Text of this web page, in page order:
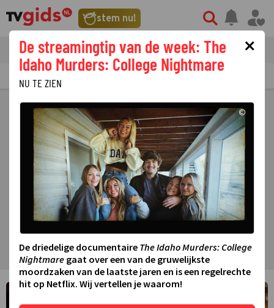
stem nu!
tvgids streaming nieuws
PRIMETIME GEMIST
×
De streamingtip van de week: The
Idaho Murders: College Nightmare
NU TE ZIEN
©
De driedelige documentaire The Idaho Murders: College
Nightmare gaat over een van de gruwelijkste
moordzaken van de laatste jaren en is een regelrechte
hit op Netflix. Wij vertellen je waarom!